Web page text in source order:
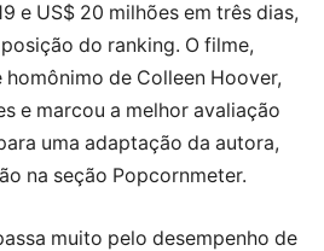
e US$ 20 milhões em três dias,
do ranking. O filme,
de Colleen Hoover,
e marcou a melhor avaliação
uma adaptação da autora,
na seção Popcornmeter.
muito pelo desempenho de